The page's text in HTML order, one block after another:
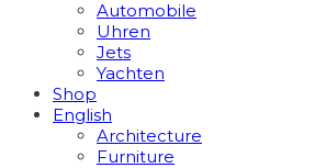
Automobile
Uhren
Jets
Yachten
Shop
English
Architecture
Furniture